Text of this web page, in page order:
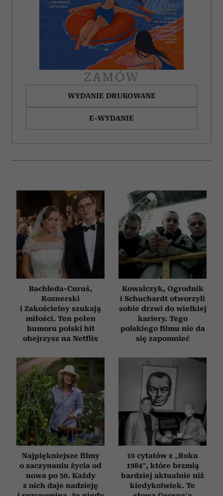
ZAMÓW
WYDANIE DRUKOWANE
E-WYDANIE
Bachleda-Curuś,
Roznerski
i Zakościelny szukają
miłości. Ten pełen
humoru polski hit
obejrzysz na Netflix
Kowalczyk, Ogrodnik
i Schuchardt otworzyli
sobie drzwi do wielkiej
kariery. Tego
polskiego filmu nie da
się zapomnieć
Najpiękniejsze filmy
o zaczynaniu życia od
nowa po 50. Każdy
z nich daje nadzieję
10 cytatów z „Roku
1984”, które brzmią
bardziej aktualnie niż
kiedykolwiek. Te